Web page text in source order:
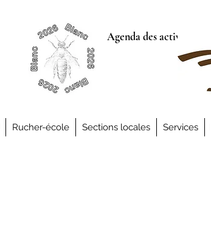
Agenda des activités
Rucher-école Sections locales Services